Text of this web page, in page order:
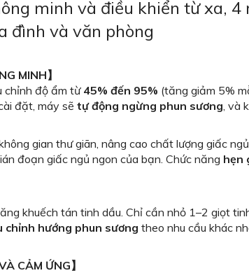
minh và điều khiển từ xa,
đình và văn phòng
MINH】
chỉnh độ ẩm từ 45% đến 95% (tăng giảm 5%
đặt, máy sẽ tự động ngừng phun sương, và
gian thư giãn, nâng cao chất lượng giấc
đoạn giấc ngủ ngon của bạn. Chức năng hẹn
khuếch tán tinh dầu. Chỉ cần nhỏ 1–2 giọt
chỉnh hướng phun sương theo nhu cầu khác
CẢM ỨNG】